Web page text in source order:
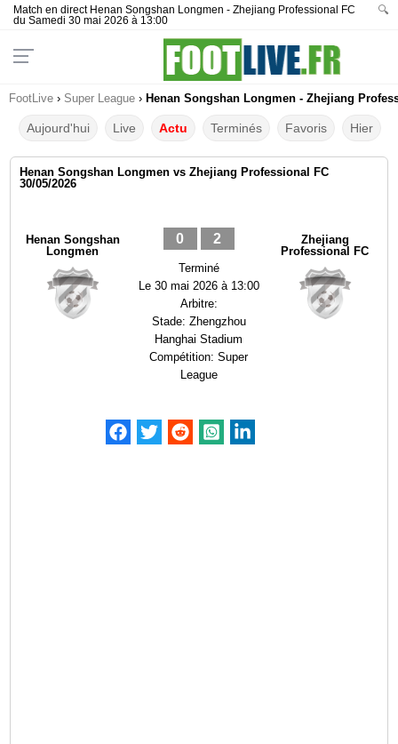
Match en direct Henan Songshan Longmen - Zhejiang Professional FC
du Samedi 30 mai 2026 à 13:00
🔍
FootLive › Super League › Henan Songshan Longmen - Zhejiang
Aujourd'hui Live Actu Terminés Favoris Hier
Henan Songshan Longmen vs Zhejiang Professional FC
30/05/2026
Henan Songshan
Longmen
0 2
Terminé
Le 30 mai 2026 à 13:00
Arbitre:
Stade: Zhengzhou
Hanghai Stadium
Compétition:Super
League
Zhejiang
Professional FC